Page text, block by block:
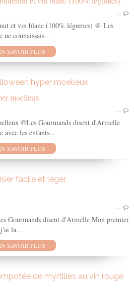
…
et vin blanc (100% légumes) @ Les
ne connaissais...
SAVOIR PLUS
hyper moelleux
…
©Les Gourmands disent d'Armelle
avec les enfants...
SAVOIR PLUS
facile et léger
…
Gourmands disent d'Armelle Mon premier
la...
SAVOIR PLUS
de myrtilles au vin rouge